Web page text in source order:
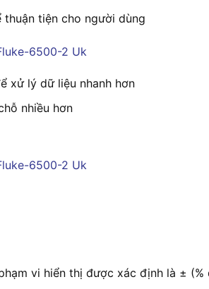
tiện cho người dùng
xử lý dữ liệu nhanh hơn
nhiều hơn
vi hiển thị được xác định là ±